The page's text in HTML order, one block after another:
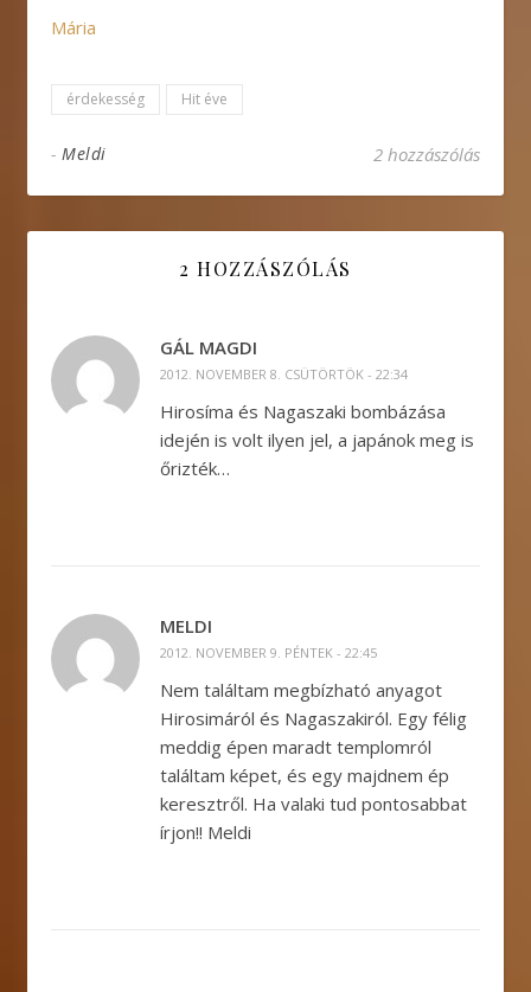
Mária
érdekesség Hit éve
- Meldi 2 hozzászólás
2 HOZZÁSZÓLÁS
GÁL MAGDI
2012. NOVEMBER 8. CSÜTÖRTÖK - 22:34
Hirosíma és Nagaszaki bombázása
idején is volt ilyen jel, a japánok meg is
őrizték…
MELDI
2012. NOVEMBER 9. PÉNTEK - 22:45
Nem találtam megbízható anyagot
Hirosimáról és Nagaszakiról. Egy félig
meddig épen maradt templomról
találtam képet, és egy majdnem ép
keresztről. Ha valaki tud pontosabbat
írjon!! Meldi